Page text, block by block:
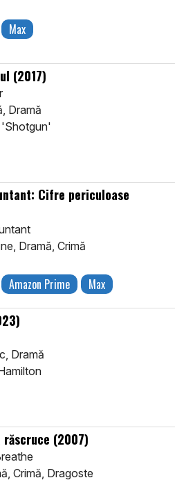
Max
(2017)
Dramă
'Shotgun'
Cifre periculoase
Dramă, Crimă
Amazon Prime Max
Dramă
răscruce (2007)
Crimă, Dragoste